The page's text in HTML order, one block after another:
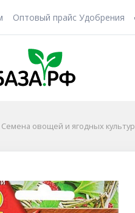
Оптовый прайс Удобрения
Семена овощей и ягодных культур